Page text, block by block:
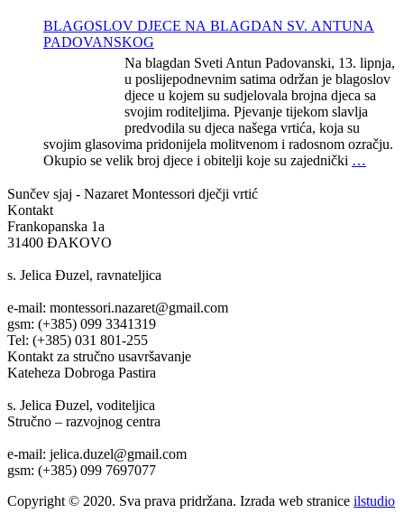
BLAGOSLOV DJECE NA BLAGDAN SV. ANTUNA
PADOVANSKOG
Na blagdan Sveti Antun Padovanski, 13. lipnja,
u poslijepodnevnim satima održan je blagoslov
djece u kojem su sudjelovala brojna djeca sa
svojim roditeljima. Pjevanje tijekom slavlja
predvodila su djeca našega vrtića, koja su
svojim glasovima pridonijela molitvenom i radosnom ozračju.
Okupio se velik broj djece i obitelji koje su zajednički …
Sunčev sjaj - Nazaret Montessori dječji vrtić
Kontakt
Frankopanska 1a
31400 ĐAKOVO
s. Jelica Đuzel, ravnateljica
e-mail: montessori.nazaret@gmail.com
gsm: (+385) 099 3341319
Tel: (+385) 031 801-255
Kontakt za stručno usavršavanje
Kateheza Dobroga Pastira
s. Jelica Đuzel, voditeljica
Stručno – razvojnog centra
e-mail: jelica.duzel@gmail.com
gsm: (+385) 099 7697077
Copyright © 2020. Sva prava pridržana. Izrada web stranice ilstudio